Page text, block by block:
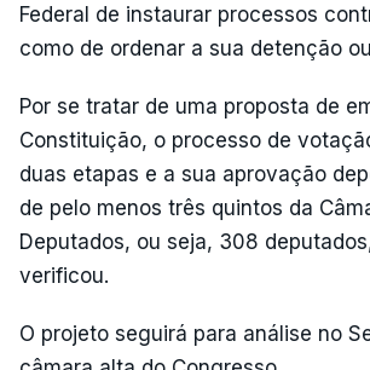
Federal de instaurar processos
como de ordenar a sua detenção
Por se tratar de uma proposta de
Constituição, o processo de
duas etapas e a sua aprovação
de pelo menos três quintos da
Deputados, ou seja, 308
verificou.
O projeto seguirá para análise no